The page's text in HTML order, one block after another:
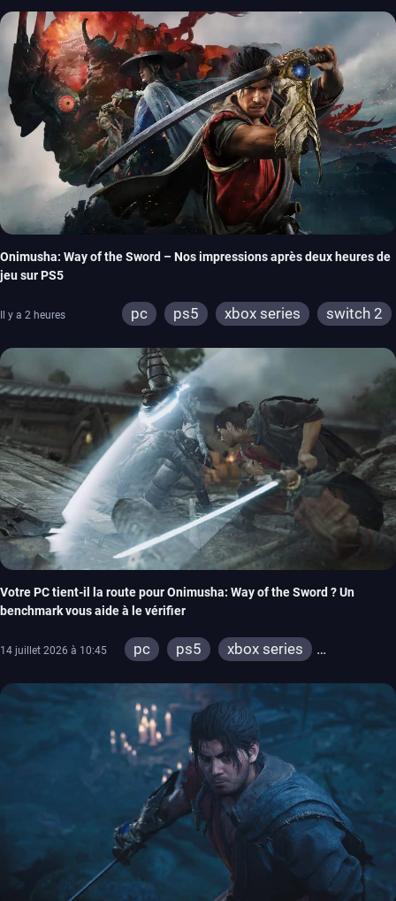
Onimusha: Way of the Sword – Nos impressions après deux heures de
jeu sur PS5
Il y a 2 heures pc ps5 xbox series switch 2
Votre PC tient-il la route pour Onimusha: Way of the Sword ? Un
benchmark vous aide à le vérifier
14 juillet 2026 à 10:45 pc ps5
xbox series